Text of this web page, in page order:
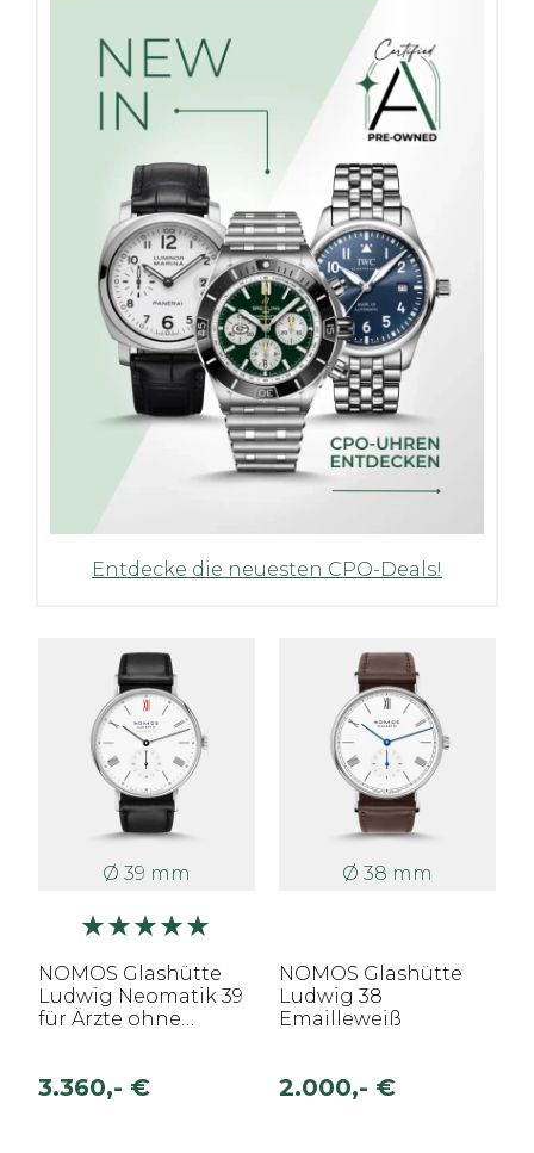
Entdecke die neuesten CPO-Deals!
Ø 39 mm
NOMOS Glashütte
Ludwig Neomatik 39
für Ärzte ohne
3.360,- €
Ø 38 mm
NOMOS Glashütte
Ludwig 38
Emailleweiß
2.000,- €